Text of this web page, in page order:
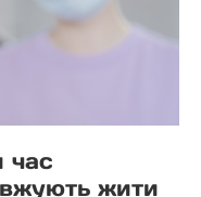
час
жити